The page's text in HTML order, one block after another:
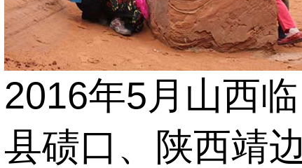
2016年5月山西临
县碛口、陕西靖边